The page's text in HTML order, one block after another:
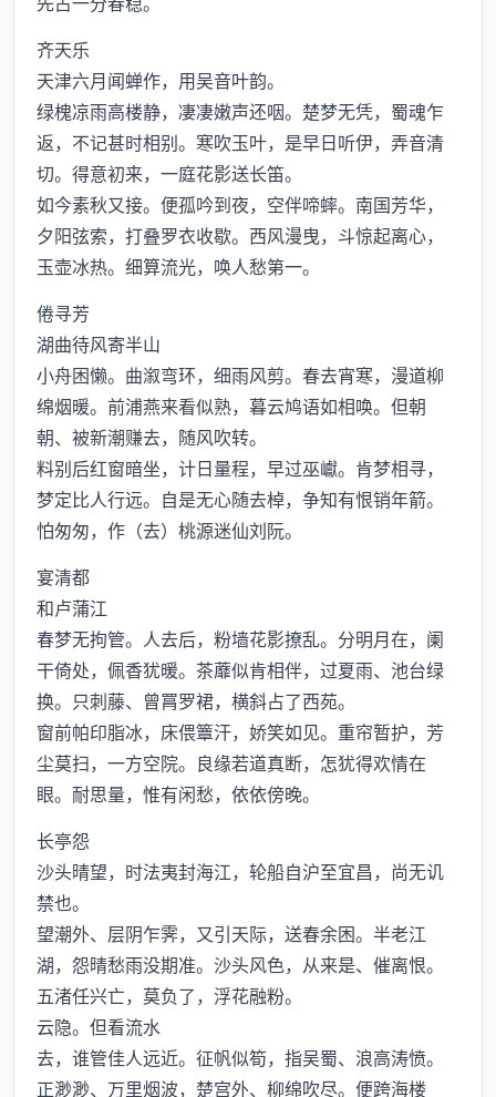
齐天乐
天津六月闻蝉作，用吴音叶韵。
绿槐凉雨高楼静，凄凄嫩声还咽。楚梦无凭，蜀魂乍
返，不记甚时相别。寒吹玉叶，是早日听伊，弄音清
切。得意初来，一庭花影送长笛。
如今素秋又接。便孤吟到夜，空伴啼蟀。南国芳华，
夕阳弦索，打叠罗衣收歇。西风漫曳，斗惊起离心，
玉壶冰热。细算流光，唤人愁第一。
倦寻芳
湖曲待风寄半山
小舟困懒。曲溆弯环，细雨风剪。春去宵寒，漫道柳
绵烟暖。前浦燕来看似熟，暮云鸠语如相唤。但朝
朝、被新潮赚去，随风吹转。
料别后红窗暗坐，计日量程，早过巫巘。肯梦相寻，
梦定比人行远。自是无心随去棹，争知有恨销年箭。
怕匆匆，作（去）桃源迷仙刘阮。
宴清都
和卢蒲江
春梦无拘管。人去后，粉墙花影撩乱。分明月在，阑
干倚处，佩香犹暖。茶蘼似肯相伴，过夏雨、池台绿
换。只刺藤、曾罥罗裙，横斜占了西苑。
窗前帕印脂冰，床偎簟汗，娇笑如见。重帘暂护，芳
尘莫扫，一方空院。良缘若道真断，怎犹得欢情在
眼。耐思量，惟有闲愁，依依傍晚。
长亭怨
沙头晴望，时法夷封海江，轮船自沪至宜昌，尚无讥
禁也。
望潮外、层阴乍霁，又引天际，送春余困。半老江
湖，怨晴愁雨没期准。沙头风色，从来是、催离恨。
五渚任兴亡，莫负了，浮花融粉。
云隐。但看流水
去，谁管佳人远近。征帆似筍，指吴蜀、浪高涛愤。
正渺渺、万里烟波，楚宫外、柳绵吹尽。便跨海楼